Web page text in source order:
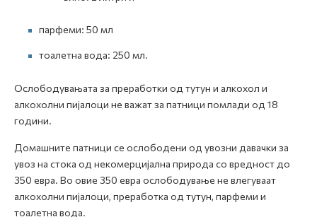
парфеми: 50 мл
тоалетна вода: 250 мл.
Ослободувањата за преработки од тутун и алкохол и
алкохолни пијалоци не важат за патници помлади од 18
години.
Домашните патници се ослободени од увозни давачки за
увоз на стока од некомерцијална природа со вредност до
350 евра. Во овие 350 евра ослободување не влегуваат
алкохолни пијалоци, преработка од тутун, парфеми и
тоалетна вода.